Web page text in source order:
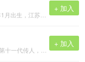
+ 加入
+ 加入